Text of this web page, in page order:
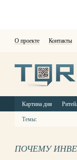
О проекте Контакты
Картина дня
Темы:
ПОЧЕМУ